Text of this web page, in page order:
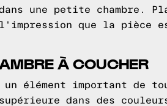
une petite chambre.
que la pièce
À COUCHER
important de
dans des